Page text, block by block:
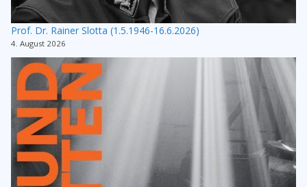
Prof. Dr. Rainer Slotta (1.5.1946-16.6.2026)
4. August 2026